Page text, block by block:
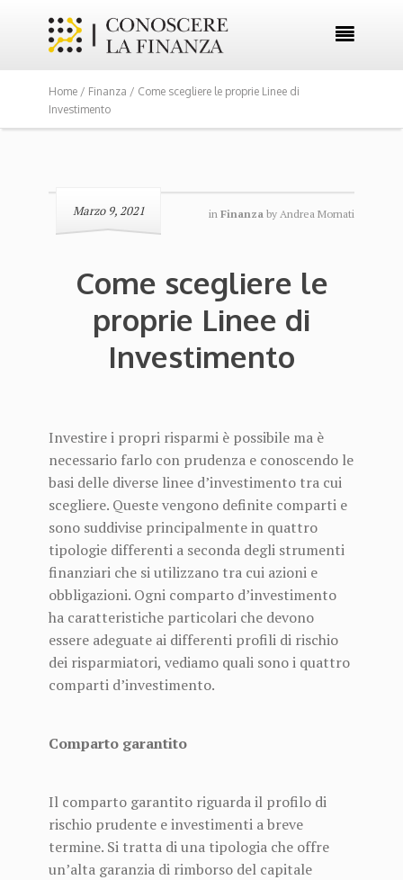

Home / Finanza / Come scegliere le proprie Linee di
Investimento
Marzo 9, 2021 in Finanza by Andrea Mornati
Come scegliere le
proprie Linee di
Investimento
Investire i propri risparmi è possibile ma è
necessario farlo con prudenza e conoscendo le
basi delle diverse linee d’investimento tra cui
scegliere. Queste vengono definite comparti e
sono suddivise principalmente in quattro
tipologie differenti a seconda degli strumenti
finanziari che si utilizzano tra cui azioni e
obbligazioni. Ogni comparto d’investimento
ha caratteristiche particolari che devono
essere adeguate ai differenti profili di rischio
dei risparmiatori, vediamo quali sono i quattro
comparti d’investimento.
Comparto garantito
Il comparto garantito riguarda il profilo di
rischio prudente e investimenti a breve
termine. Si tratta di una tipologia che offre
un’alta garanzia di rimborso del capitale